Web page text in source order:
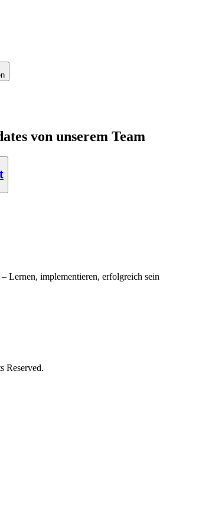
von unserem Team
Lernen, implementieren, erfolgreich sein
Reserved.